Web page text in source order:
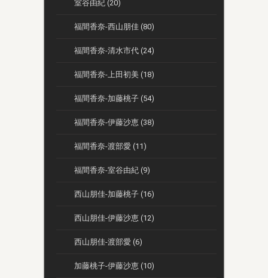
室谷由紀 (20)
福間香奈-西山朋佳 (80)
福間香奈-清水市代 (24)
福間香奈-上田初美 (18)
福間香奈-加藤桃子 (54)
福間香奈-伊藤沙恵 (38)
福間香奈-渡部愛 (11)
福間香奈-室谷由紀 (9)
西山朋佳-加藤桃子 (16)
西山朋佳-伊藤沙恵 (12)
西山朋佳-渡部愛 (6)
加藤桃子-伊藤沙恵 (10)